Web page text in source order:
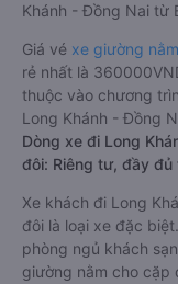
Khánh - Đồng Nai từ
Giá vé xe giường
rẻ nhất là
thuộc vào chương
Long Khánh - Đồng
Dòng xe đi Long
đôi: Riêng tư, đầy đủ
Xe khách đi Long
đôi là loại xe đặc
phòng ngủ khách
giường nằm cho cặp